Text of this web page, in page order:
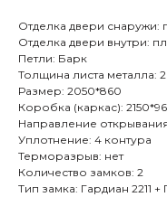
Отделка двери
Отделка двери внутри:
Петли: Барк
Толщина листа металла:
Размер: 2050*860
Коробка (каркас):
Направление
Уплотнение: 4 контура
Терморазрыв: нет
Количество замков: 2
Тип замка: Гардиан 2211